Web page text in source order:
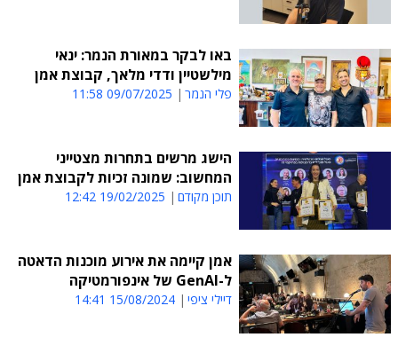
באו לבקר במאורת הנמר: ינאי
מילשטיין ודדי מלאך, קבוצת אמן
פלי הנמר 09/07/2025 11:58
הישג מרשים בתחרות מצטייני
המחשוב: שמונה זכיות לקבוצת אמן
תוכן מקודם 19/02/2025 12:42
אמן קיימה את אירוע מוכנות הדאטה
ל-GenAI של אינפורמטיקה
דיילי ציפי 15/08/2024 14:41